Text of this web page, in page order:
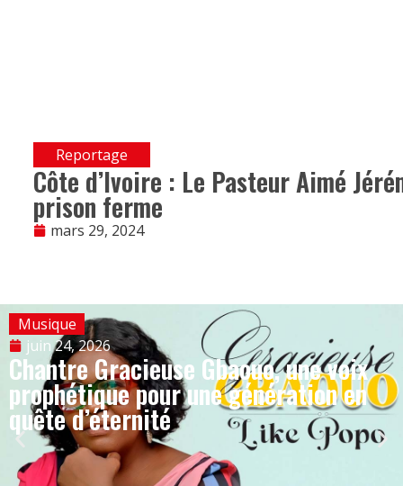
Reportage
Côte d’Ivoire : Le Pasteur Aimé
prison ferme
mars 29, 2024
Musique
juin 24, 2026
Chantre Gracieuse Gbaouo, une voix
prophétique pour une génération en
quête d’éternité